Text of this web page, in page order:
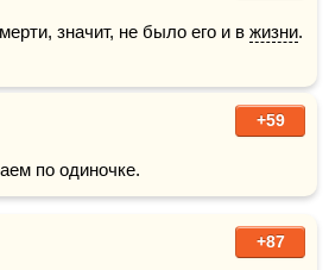
значит, не было его и в жизни.
+59
по одиночке.
+87